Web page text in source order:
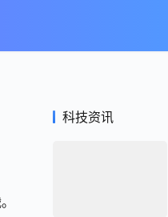
科技资讯